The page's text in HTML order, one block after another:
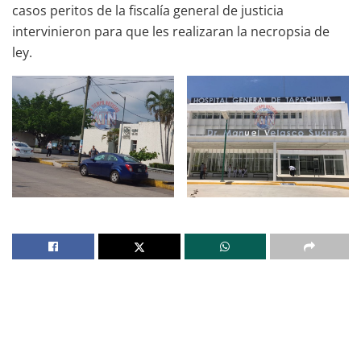
casos peritos de la fiscalía general de justicia
intervinieron para que les realizaran la necropsia de
ley.